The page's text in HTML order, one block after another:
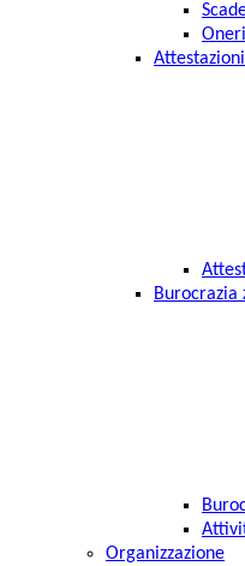
Burocrazia
Organizzazione